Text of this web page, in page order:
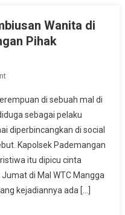
Wanita di
Pihak
On
Video
Dugaan
Pembiusan
Wanita
Di
Mal
Jakarta,
di sebuah mal di
sebagai pelaku
diperbincangkan di social
Kapolsek Pademangan
itu dipicu cinta
di Mal WTC Mangga
kejadiannya ada […]